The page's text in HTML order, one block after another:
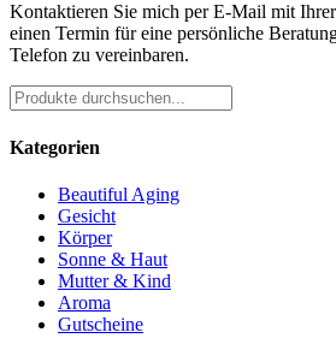
Kontaktieren Sie mich per E-Mail mit
einen Termin für eine persönliche
Telefon zu vereinbaren.
Kategorien
Beautiful Aging
Gesicht
Körper
Sonne & Haut
Mutter & Kind
Aroma
Gutscheine